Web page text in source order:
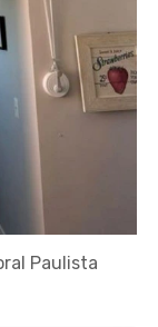
Paulista